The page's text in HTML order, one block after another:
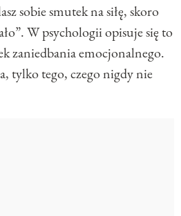
sobie smutek na siłę, skoro
W psychologii opisuje się to
zaniedbania emocjonalnego.
tylko tego, czego nigdy nie